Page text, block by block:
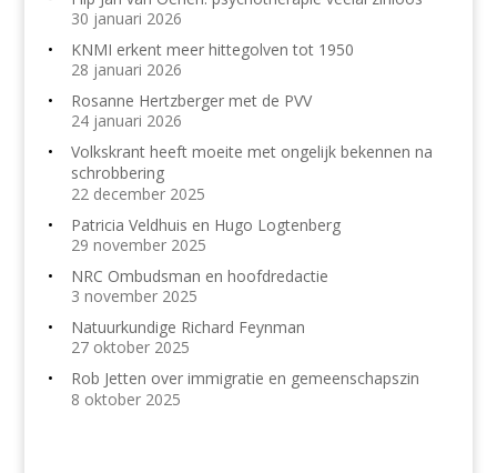
30 januari 2026
KNMI erkent meer hittegolven tot 1950
28 januari 2026
Rosanne Hertzberger met de PVV
24 januari 2026
Volkskrant heeft moeite met ongelijk bekennen na
schrobbering
22 december 2025
Patricia Veldhuis en Hugo Logtenberg
29 november 2025
NRC Ombudsman en hoofdredactie
3 november 2025
Natuurkundige Richard Feynman
27 oktober 2025
Rob Jetten over immigratie en gemeenschapszin
8 oktober 2025